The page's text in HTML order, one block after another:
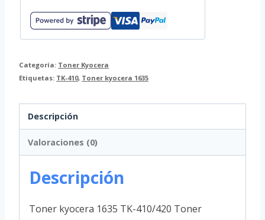
Categoría: Toner Kyocera
Etiquetas: TK-410, Toner kyocera 1635
Descripción
Valoraciones (0)
Descripción
Toner kyocera 1635 TK-410/420 Toner